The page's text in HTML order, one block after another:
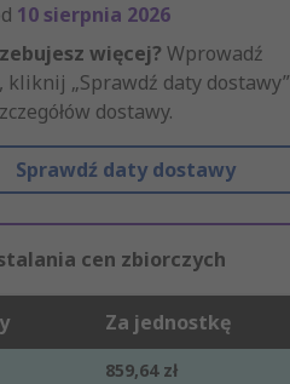
10 sierpnia 2026
więcej? Wprowadź
kliknij „Sprawdź daty dostawy”
dostawy.
Sprawdź daty dostawy
cen zbiorczych
Za jednostkę
859,64 zł